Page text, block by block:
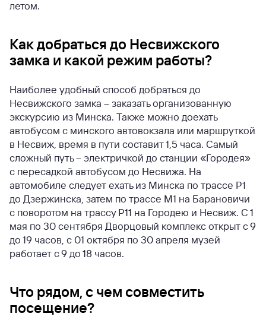
летом.
Как добраться до Несвижского
замка и какой режим работы?
Наиболее удобный способ добраться до
Несвижского замка – заказать организованную
экскурсию из Минска. Также можно доехать
автобусом с минского автовокзала или маршруткой
в Несвиж, время в пути составит 1,5 часа. Самый
сложный путь – электричкой до станции «Городея»
с пересадкой автобусом до Несвижа. На
автомобиле следует ехать из Минска по трассе Р1
до Дзержинска, затем по трассе М1 на Барановичи
с поворотом на трассу Р11 на Городею и Несвиж. С 1
мая по 30 сентября Дворцовый комплекс открыт с 9
до 19 часов, с 01 октября по 30 апреля музей
работает с 9 до 18 часов.
Что рядом, с чем совместить
посещение?